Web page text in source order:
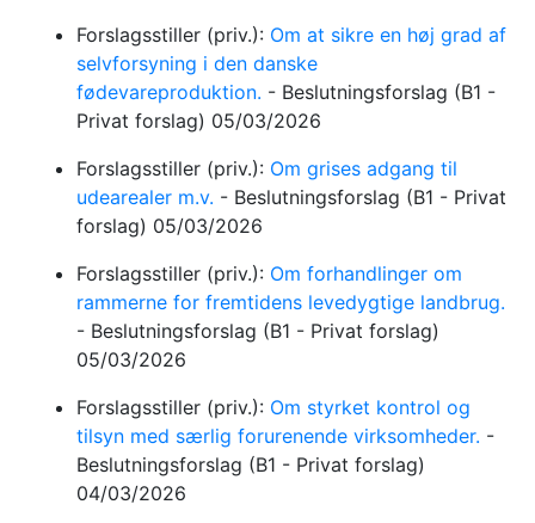
Forslagsstiller (priv.): Om at sikre en høj grad af
selvforsyning i den danske
fødevareproduktion. - Beslutningsforslag (B1 -
Privat forslag) 05/03/2026
Forslagsstiller (priv.): Om grises adgang til
udearealer m.v. - Beslutningsforslag (B1 - Privat
forslag) 05/03/2026
Forslagsstiller (priv.): Om forhandlinger om
rammerne for fremtidens levedygtige landbrug.
- Beslutningsforslag (B1 - Privat forslag)
05/03/2026
Forslagsstiller (priv.): Om styrket kontrol og
tilsyn med særlig forurenende virksomheder. -
Beslutningsforslag (B1 - Privat forslag)
04/03/2026